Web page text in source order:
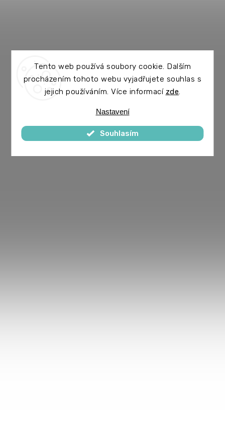
Tento web používá soubory cookie. Dalším
procházením tohoto webu vyjadřujete souhlas s
jejich používáním. Více informací zde.
Nastavení
Souhlasím